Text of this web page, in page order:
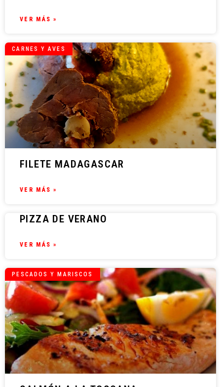
VER MÁS »
CARNES Y AVES
FILETE MADAGASCAR
VER MÁS »
PIZZA DE VERANO
VER MÁS »
PESCADOS Y MARISCOS